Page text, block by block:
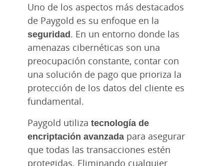
Uno de los aspectos más destacados
de Paygold es su enfoque en la
seguridad. En un entorno donde las
amenazas cibernéticas son una
preocupación constante, contar con
una solución de pago que prioriza la
protección de los datos del cliente es
fundamental.
Paygold utiliza tecnología de
encriptación avanzada para asegurar
que todas las transacciones estén
protegidas. Eliminando cualquier